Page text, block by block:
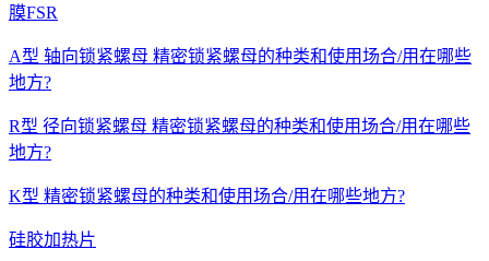
膜FSR
A型 轴向锁紧螺母 精密锁紧螺母的种类和使用场合/用在哪些
地方?
R型 径向锁紧螺母 精密锁紧螺母的种类和使用场合/用在哪些
地方?
K型 精密锁紧螺母的种类和使用场合/用在哪些地方?
硅胶加热片